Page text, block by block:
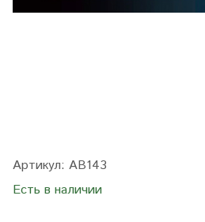
Артикул: AB143
Есть в наличии